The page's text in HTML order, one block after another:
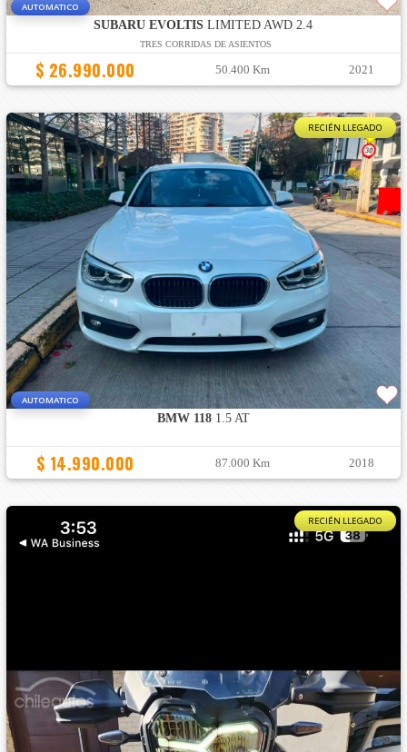
AUTOMATICO
SUBARU EVOLTIS LIMITED AWD 2.4
TRES CORRIDAS DE ASIENTOS
$ 26.990.000 50.400 Km 2021
RECIÉN LLEGADO
AUTOMATICO
BMW 1181.5 AT
$ 14.990.000 87.000 Km 2018
RECIÉN LLEGADO